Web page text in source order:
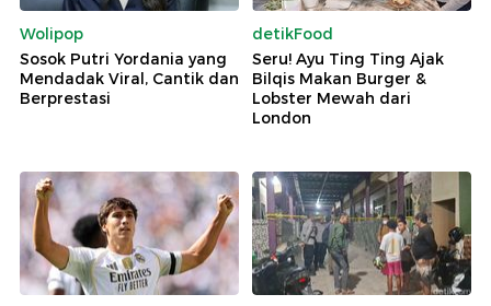
Wolipop
Sosok Putri Yordania yang
Mendadak Viral, Cantik dan
Berprestasi
detikFood
Seru! Ayu Ting Ting Ajak
Bilqis Makan Burger &
Lobster Mewah dari
London